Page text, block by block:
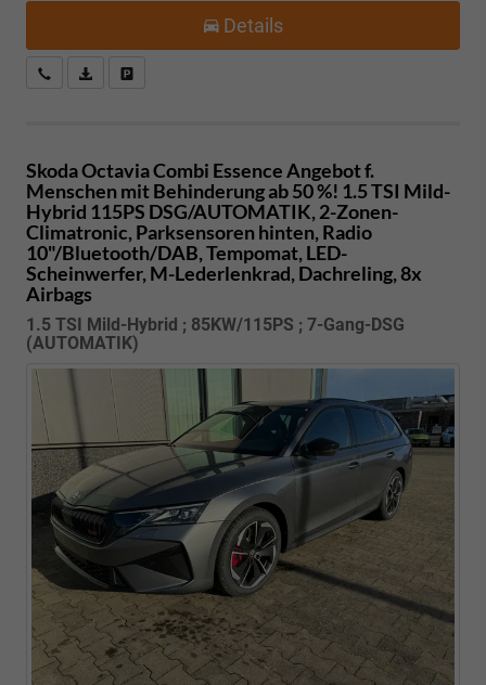
Details
Kostenloser Rückruf-Service
PDF-Datei, Fahrzeugexposé drucken
Skoda Octavia Combi Essence Angebot f.
Menschen mit Behinderung ab 50 %! 1.5 TSI Mild-
Hybrid 115PS DSG/AUTOMATIK, 2-Zonen-
Climatronic, Parksensoren hinten, Radio
10"/Bluetooth/DAB, Tempomat, LED-
Scheinwerfer, M-Lederlenkrad, Dachreling, 8x
Airbags
1.5 TSI Mild-Hybrid ; 85KW/115PS ; 7-Gang-DSG
(AUTOMATIK)